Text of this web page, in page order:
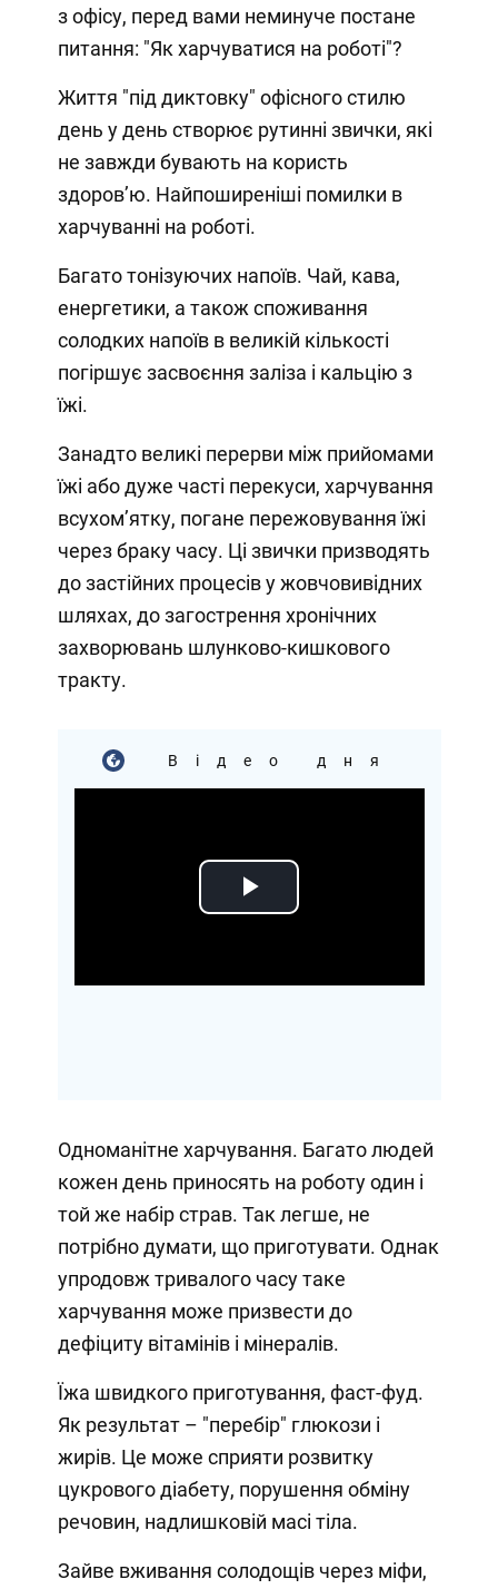
з офісу, перед вами неминуче постане
питання: "Як харчуватися на роботі"? ⁣⁣⠀
Життя "під диктовку" офісного стилю
день у день створює рутинні звички, які
не завжди бувають на користь
здоров’ю. Найпоширеніші помилки в
харчуванні на роботі.⁣⁣⠀
Багато тонізуючих напоїв. Чай, кава,
енергетики, а також споживання
солодких напоїв в великій кількості
погіршує засвоєння заліза і кальцію з
їжі.⁣⁣⠀
Занадто великі перерви між прийомами
їжі або дуже часті перекуси, харчування
всухом’ятку, погане пережовування їжі
через браку часу. Ці звички призводять
до застійних процесів у жовчовивідних
шляхах, до загострення хронічних
захворювань шлунково-кишкового
тракту.⁣⁣⠀
Відео дня
Play
Одноманітне харчування. Багато людей
кожен день приносять на роботу один і
той же набір страв. Так легше, не
потрібно думати, що приготувати. Однак
упродовж тривалого часу таке
харчування може призвести до
дефіциту вітамінів і мінералів.⁣⁣⠀
Їжа швидкого приготування, фаст-фуд.
Як результат – "перебір" глюкози і
жирів. Це може сприяти розвитку
цукрового діабету, порушення обміну
речовин, надлишковій масі тіла.⁣⁣⠀
Зайве вживання солодощів через міфи,